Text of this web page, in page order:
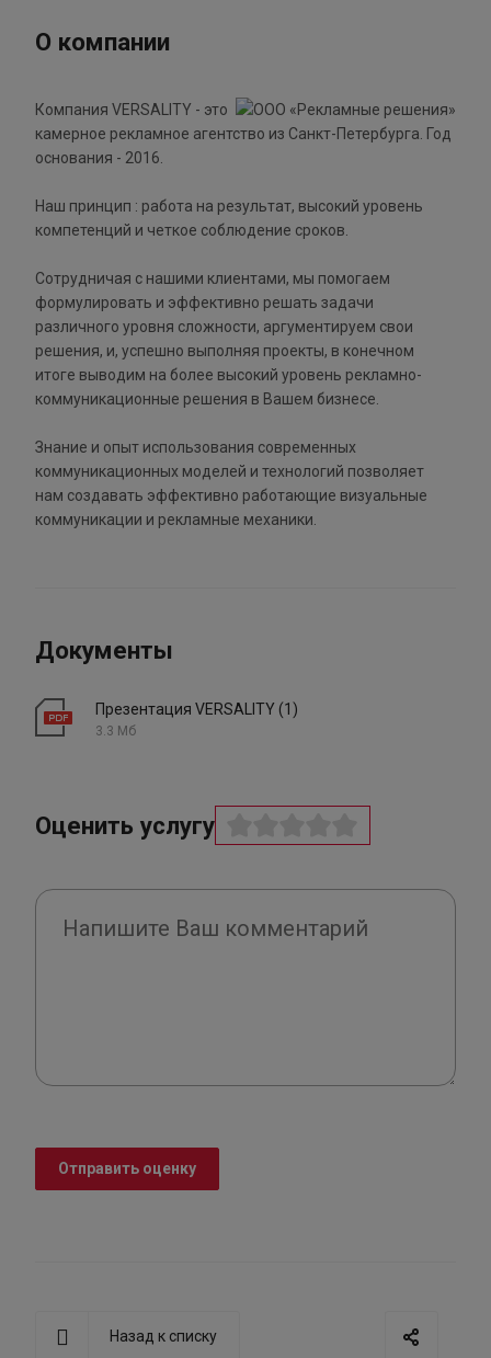
О компании
Компания VERSALITY - это
камерное рекламное агентство из Санкт-Петербурга. Год
основания - 2016.
Наш принцип : работа на результат, высокий уровень
компетенций и четкое соблюдение сроков.
Сотрудничая с нашими клиентами, мы помогаем
формулировать и эффективно решать задачи
различного уровня сложности, аргументируем свои
решения, и, успешно выполняя проекты, в конечном
итоге выводим на более высокий уровень рекламно-
коммуникационные решения в Вашем бизнесе.
Знание и опыт использования современных
коммуникационных моделей и технологий позволяет
нам создавать эффективно работающие визуальные
коммуникации и рекламные механики.
Документы
Презентация VERSALITY (1)
3.3 Мб
Оценить услугу
Отправить оценку
Назад к списку